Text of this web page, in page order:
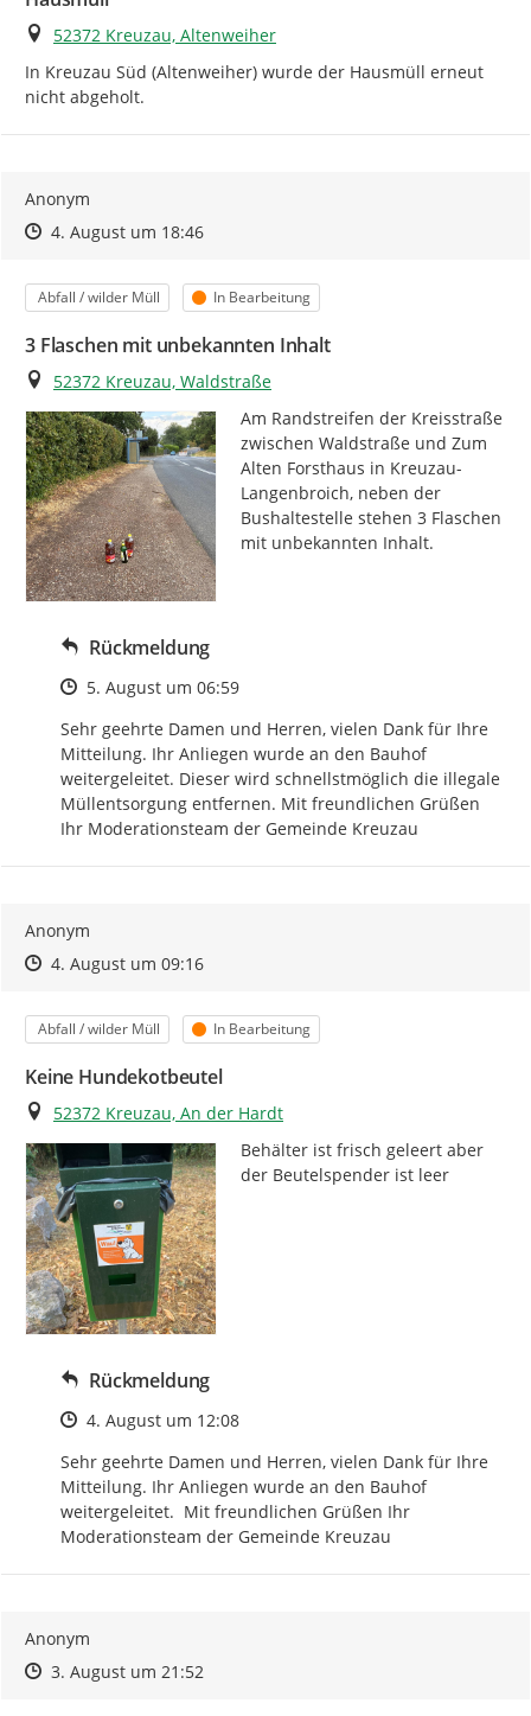
Ort
52372 Kreuzau, Altenweiher
In Kreuzau Süd (Altenweiher) wurde der Hausmüll erneut
nicht abgeholt.
Anonym
Zeitpunkt des Erstellens
Zeitpunkt des Erstellens
4. August um 18:46Zur Äußerung
Kategorie
Abfall / wilder Müll Status
In Bearbeitung
3 Flaschen mit unbekannten Inhalt
Ort
52372 Kreuzau, Waldstraße
Am Randstreifen der Kreisstraße
zwischen Waldstraße und Zum
Alten Forsthaus in Kreuzau-
Langenbroich, neben der
Bushaltestelle stehen 3 Flaschen
mit unbekannten Inhalt.
Rückmeldung
Zeitpunkt des Erstellens
5. August um 06:59
Sehr geehrte Damen und Herren, vielen Dank für Ihre
Mitteilung. Ihr Anliegen wurde an den Bauhof
weitergeleitet. Dieser wird schnellstmöglich die illegale
Müllentsorgung entfernen. Mit freundlichen Grüßen
Ihr Moderationsteam der Gemeinde Kreuzau
Anonym
Zeitpunkt des Erstellens
Zeitpunkt des Erstellens
4. August um 09:16Zur Äußerung
Kategorie
Abfall / wilder Müll Status
In Bearbeitung
Keine Hundekotbeutel
Ort
52372 Kreuzau, An der Hardt
Behälter ist frisch geleert aber
der Beutelspender ist leer
Rückmeldung
Zeitpunkt des Erstellens
4. August um 12:08
Sehr geehrte Damen und Herren, vielen Dank für Ihre
Mitteilung. Ihr Anliegen wurde an den Bauhof
weitergeleitet.  Mit freundlichen Grüßen Ihr
Moderationsteam der Gemeinde Kreuzau
Anonym
Zeitpunkt des Erstellens
Zeitpunkt des Erstellens
3. August um 21:52Zur Äußerung